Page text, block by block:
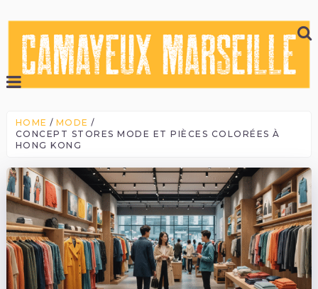
HOME
MODE
CONCEPT STORES MODE ET PIÈCES COLORÉES À
HONG KONG